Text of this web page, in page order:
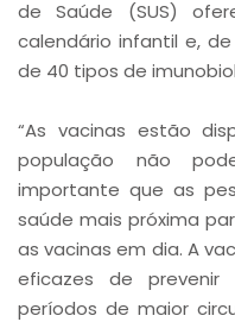
de Saúde (SUS)
calendário infantil e,
de 40 tipos de
“As vacinas estão
população não
importante que as
saúde mais próxima
as vacinas em dia. A
eficazes de prevenir
períodos de maior